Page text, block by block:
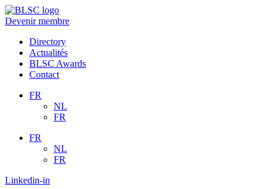
Aller
au
Devenir membre
Directory
Actualités
BLSC Awards
Contact
FR
NL
FR
FR
NL
FR
Linkedin-in